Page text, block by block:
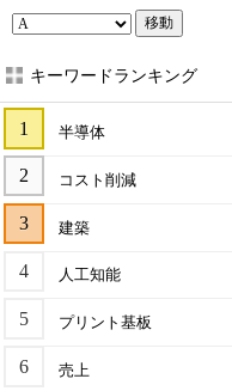
移動
キーワードランキング
半導体
コスト削減
建築
人工知能
プリント基板
売上